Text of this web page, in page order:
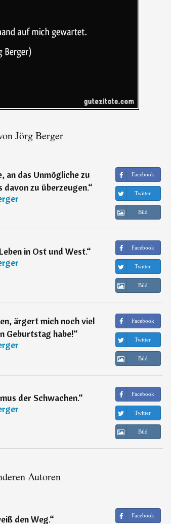
Jörg Berger
an das Unmögliche zu
davon zu überzeugen.“
Facebook
Twitter
Bild
in Ost und West.“
Facebook
Twitter
Bild
ärgert mich noch viel
Geburtstag habe!“
Facebook
Twitter
Bild
der Schwachen.“
Facebook
Twitter
Bild
Autoren
den Weg.“
Facebook